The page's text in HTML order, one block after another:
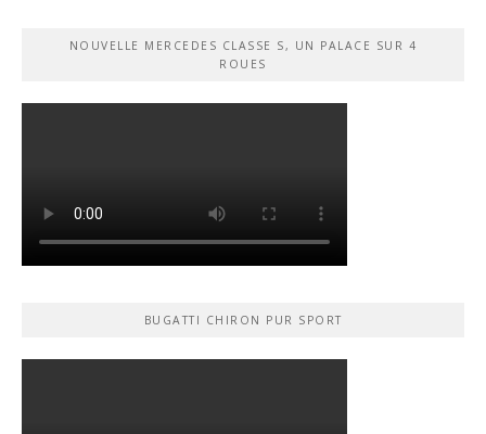
NOUVELLE MERCEDES CLASSE S, UN PALACE SUR 4
ROUES
BUGATTI CHIRON PUR SPORT